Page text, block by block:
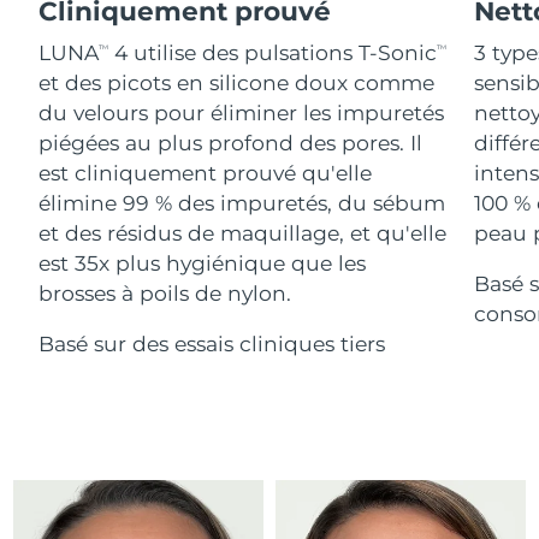
Cliniquement prouvé
LUNATM 4 utilise des pulsations T-SonicTM
et des picots en silicone doux comme
du velours pour éliminer les impuretés
piégées au plus profond des pores. Il
est cliniquement prouvé qu'elle
élimine 99 % des impuretés, du sébum
et des résidus de maquillage, et qu'elle
est 35x plus hygiénique que les
brosses à poils de nylon.
Basé sur des essais cliniques tiers
3
100
peau
Basé
For healthy hair
18% PAP
Acheter tout
FOREO APP
À PROPROS
Israël
Italie Livraison estimée 8/11/26
Japon Livraison estimée 8/14/26
Jersey Livraison estimée8/16/26
Kazakhstan Livraison estimée
8/11/26
Lituanie Livraison estimée8/11/26